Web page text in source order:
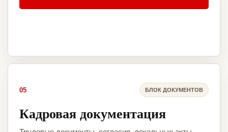
05 БЛОК ДОКУМЕНТОВ
Кадровая документация